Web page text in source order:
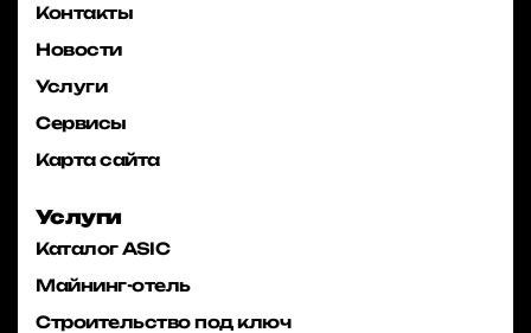
Контакты
Новости
Услуги
Сервисы
Карта сайта
Услуги
Каталог ASIC
Майнинг-отель
Строительство под ключ